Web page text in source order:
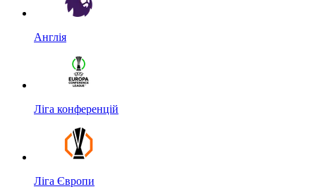
Англія
Ліга конференцій
Ліга Європи